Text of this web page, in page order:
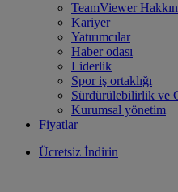
TeamViewer
Kariyer
Yatırımcılar
Haber odası
Liderlik
Spor iş ortaklığı
Sürdürülebilirlik ve
Kurumsal yönetim
Fiyatlar
Ücretsiz İndirin